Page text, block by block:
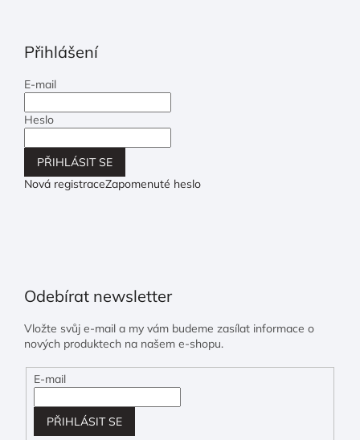
Přihlášení
E-mail
Heslo
PŘIHLÁSIT SE
Nová registraceZapomenuté heslo
Odebírat newsletter
Vložte svůj e-mail a my vám budeme zasílat informace o
nových produktech na našem e-shopu.
E-mail
PŘIHLÁSIT SE